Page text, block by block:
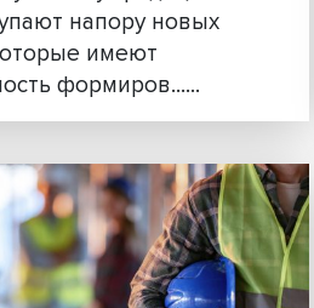
Медиаправо
эпохи: как
новые медиа и
роботизации